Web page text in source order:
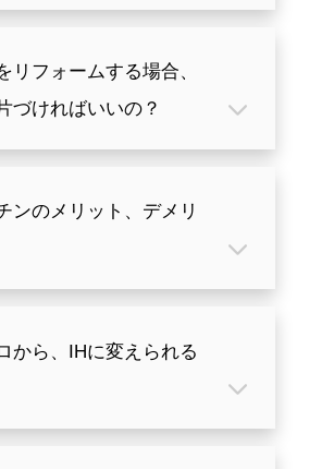
をしましょう。
たい場合は、使用電圧がマン
容量に影響を与えないかを、
確認する必要があります。
る場合は1～2日で完了しま
建物の工事を考慮した日数が
ッフに確認をとられることを
ます。
リフォームする場合、
づければいいの？
よって移動する食器棚や収納
その中も片づけが必要になり
ピールリフォームスタッフに
ンのメリット、デメリ
ら調理ができることです。特
子様がいる家庭はなかなか目
す。デメリットとしては、壁
から、IHに変えられる